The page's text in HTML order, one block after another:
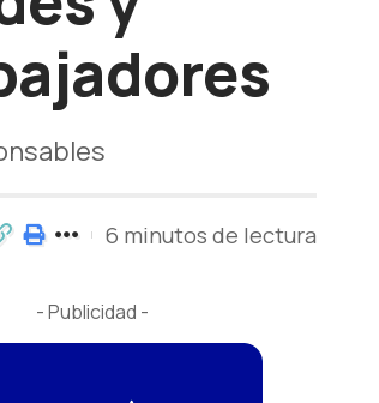
6 minutos de lectura
- Publicidad -